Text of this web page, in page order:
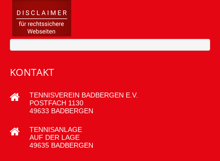
KONTAKT
TENNISVEREIN BADBERGEN E.V.
POSTFACH 1130
49633 BADBERGEN
TENNISANLAGE
AUF DER LAGE
49635 BADBERGEN